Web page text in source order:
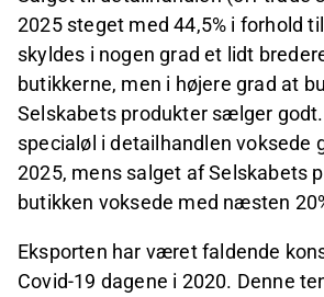
2025 steget med 44,5% i forhold
skyldes i nogen grad et lidt
butikkerne, men i højere grad at
Selskabets produkter sælger
specialøl i detailhandlen voksede
2025, mens salget af Selskabets
butikken voksede med næsten
Eksporten har været faldende
Covid-19 dagene i 2020. Denne